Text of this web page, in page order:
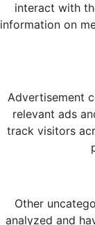
interact with
information on
Advertisement
relevant ads
track visitors
Other
analyzed and